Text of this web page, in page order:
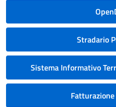
Stradario
Sistema Informativo